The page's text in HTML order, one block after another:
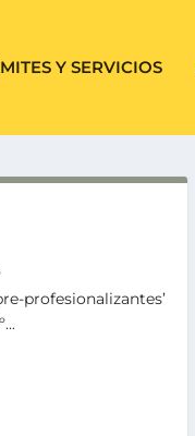
Y SERVICIOS
profesionalizantes’